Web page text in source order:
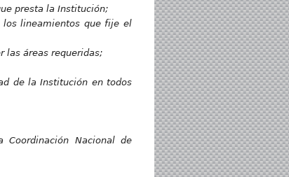
presta la Institución;
los lineamientos que fije el
las áreas requeridas;
de la Institución en todos
Coordinación Nacional de